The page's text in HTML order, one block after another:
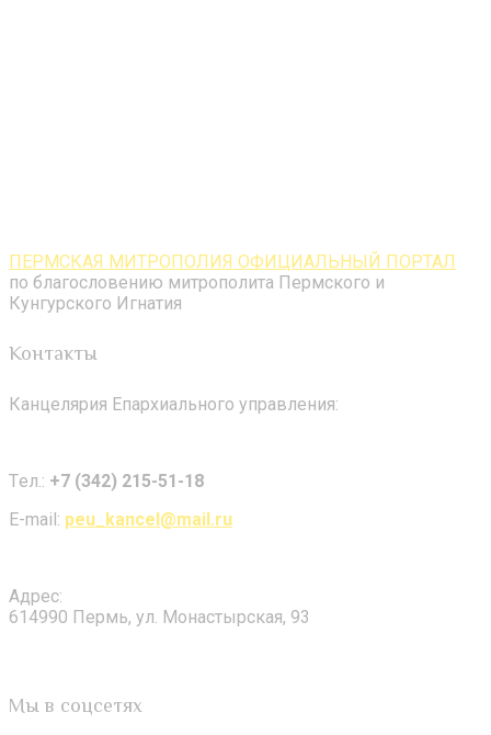
ПЕРМСКАЯ МИТРОПОЛИЯ ОФИЦИАЛЬНЫЙ ПОРТАЛ
по благословению митрополита Пермского и
Кунгурского Игнатия
Контакты
Канцелярия Епархиального управления:
Tел.: +7 (342) 215-51-18
E-mail: peu_kancel@mail.ru
Адрес:
614990 Пермь, ул. Монастырская, 93
Мы в соцсетях